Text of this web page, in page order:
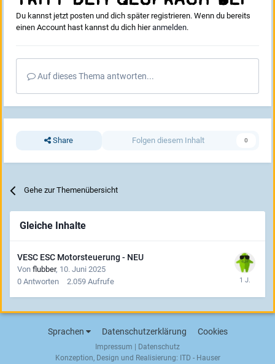
Du kannst jetzt posten und dich später registrieren. Wenn du bereits
einen Account hast kannst du dich hieranmelden.
Auf dieses Thema antworten...
Share Folgen diesem Inhalt 0
Gehe zur Themenübersicht
Gleiche Inhalte
VESC ESC Motorsteuerung - NEU
Von flubber, 10. Juni 2025
0 Antworten 2.059 Aufrufe
Sprachen Datenschutzerklärung Cookies
Impressum
Datenschutz
Konzeption, Design und Realisierung: ITD - Hauser